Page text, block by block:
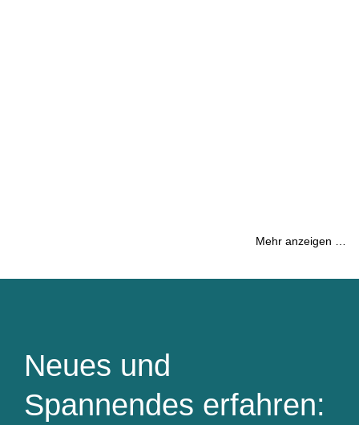
Mehr anzeigen …
Neues und
Spannendes erfahren: